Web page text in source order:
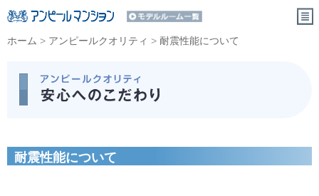
ホーム > アンピールクオリティ > 耐震性能について
耐震性能について